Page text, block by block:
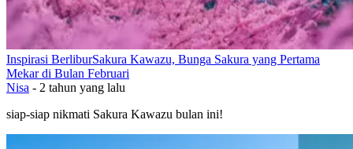
Inspirasi BerliburSakura Kawazu, Bunga Sakura yang Pertama
Mekar di Bulan Februari
Nisa - 2 tahun yang lalu
siap-siap nikmati Sakura Kawazu bulan ini!